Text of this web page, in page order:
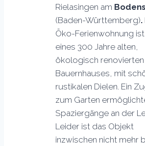
Rielasingen am
(Baden-Württemberg).
Öko-Ferienwohnung ist
eines 300 Jahre alten,
ökologisch renovierten
Bauernhauses, mit
rustikalen Dielen. Ein
zum Garten
Spaziergänge an der
Leider ist das Objekt
inzwischen nicht mehr